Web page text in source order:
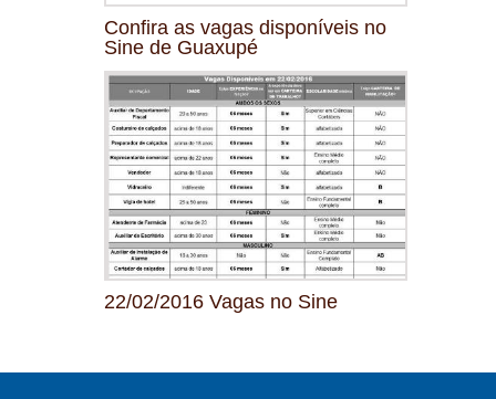
Confira as vagas disponíveis no
Sine de Guaxupé
22/02/2016 Vagas no Sine